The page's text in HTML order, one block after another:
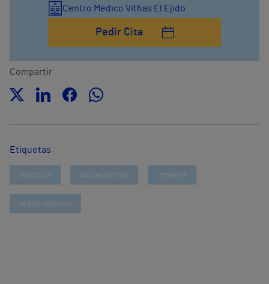
Centro Médico Vithas El Ejido
Pedir Cita
Compartir
Etiquetas
adiccion adolescentes internet
redes sociales